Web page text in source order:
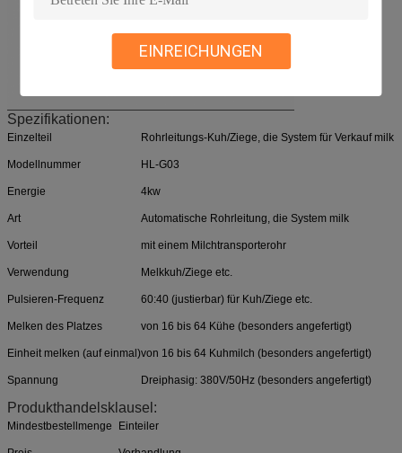
EINREICHUNGEN
Spezifikationen:
Einzelteil Rohrleitungs-Kuh/Ziege, die System für Verkauf milk
Modellnummer HL-G03
Energie 4kw
Art Automatische Rohrleitung, die System milk
Vorteil mit einem Milchtransporterohr
Verwendung Melkkuh/Ziege etc.
Pulsieren-Frequenz 60:40 (justierbar) für Kuh/Ziege etc.
Melken des Platzes von 16 bis 64 Kühe (besonders angefertigt)
Einheit melken (auf einmal)von 16 bis 64 Kuhmilch (besonders angefertigt)
Spannung Dreiphasig: 380V/50Hz (besonders angefertigt)
Produkthandelsklausel:
Mindestbestellmenge Einteiler